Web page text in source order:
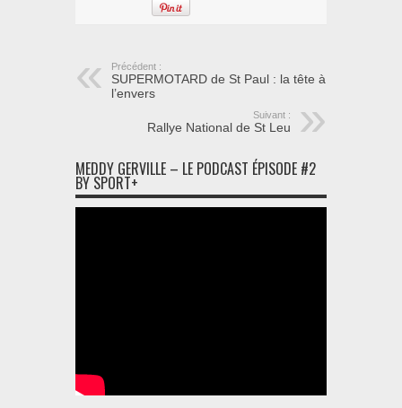
Précédent :
SUPERMOTARD de St Paul : la tête à
l’envers
Suivant :
Rallye National de St Leu
MEDDY GERVILLE – LE PODCAST ÉPISODE #2
BY SPORT+